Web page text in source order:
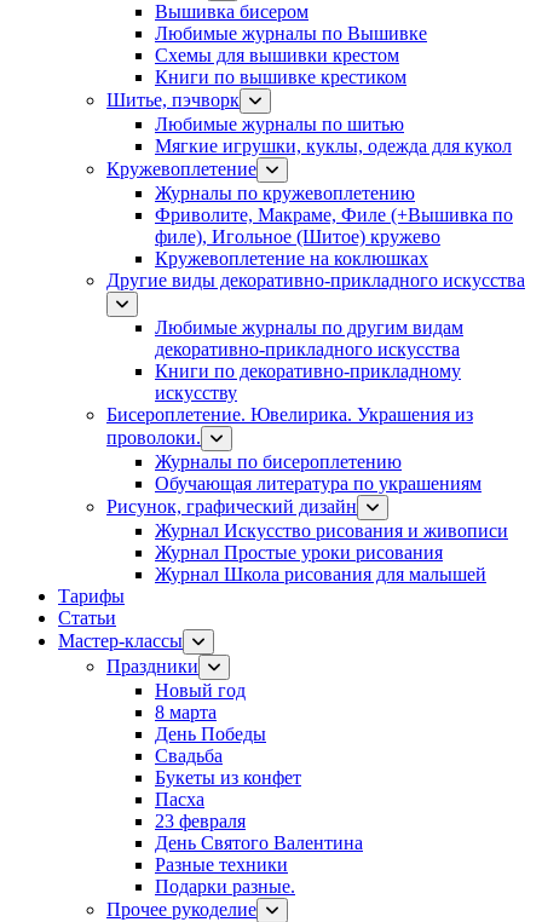
Вышивка бисером
Любимые журналы по Вышивке
Схемы для вышивки крестом
Книги по вышивке крестиком
Шитье, пэчворк
Любимые журналы по шитью
Мягкие игрушки, куклы, одежда для кукол
Кружевоплетение
Журналы по кружевоплетению
Фриволите, Макраме, Филе (+Вышивка по
филе), Игольное (Шитое) кружево
Кружевоплетение на коклюшках
Другие виды декоративно-прикладного искусства
Любимые журналы по другим видам
декоративно-прикладного искусства
Книги по декоративно-прикладному
искусству
Бисероплетение. Ювелирика. Украшения из
проволоки.
Журналы по бисероплетению
Обучающая литература по украшениям
Рисунок, графический дизайн
Журнал Искусство рисования и живописи
Журнал Простые уроки рисования
Журнал Школа рисования для малышей
Тарифы
Статьи
Мастер-классы
Праздники
Новый год
8 марта
День Победы
Свадьба
Букеты из конфет
Пасха
23 февраля
День Святого Валентина
Разные техники
Подарки разные.
Прочее рукоделие